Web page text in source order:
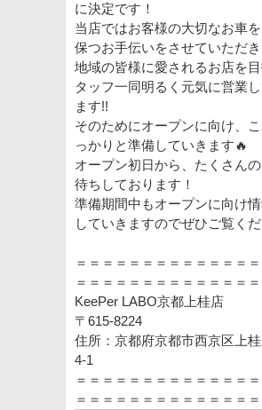
に決定です！
当店ではお客様の大切なお車
保つお手伝いをさせていただき
地域の皆様に愛されるお店を
タッフ一同明るく元気に営業
ます!!
そのためにオープンに向け、
っかりと準備していきます🔥
オープン初日から、たくさん
待ちしております！
準備期間中もオープンに向け
していきますのでぜひご覧く
＝＝＝＝＝＝＝＝＝＝＝＝＝
＝＝＝＝＝＝＝＝＝＝＝＝＝
KeePer LABO京都上桂店
〒615-8224
住所：京都府京都市西京区上
4-1
＝＝＝＝＝＝＝＝＝＝＝＝＝
＝＝＝＝＝＝＝＝＝＝＝＝＝